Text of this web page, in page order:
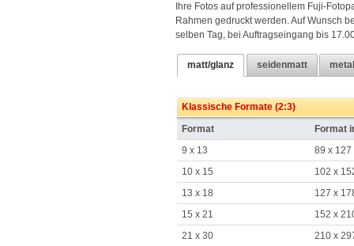
Ihre Fotos auf professionellem Fuji-
Rahmen gedruckt werden. Auf Wunsch
selben Tag, bei Auftragseingang bis
matt/glanz seidenmatt
Klassische Formate (2:3)
Format
Format
9 x 13
89 x 127
10 x 15
102 x
13 x 18
127 x
15 x 21
152 x
21 x 30
210 x